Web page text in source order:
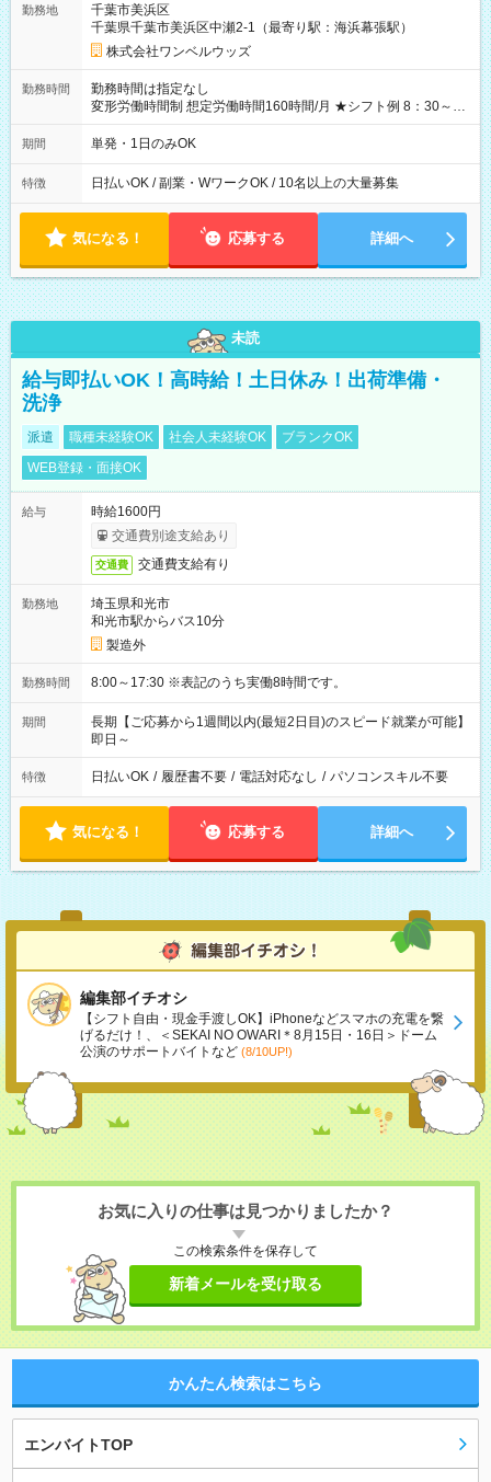
なし
勤務地
千葉市美浜区
千葉県千葉市美浜区中瀬2-1（最寄り駅：海浜幕張駅）
株式会社ワンベルウッズ
勤務時間
勤務時間は指定なし
変形労働時間制 想定労働時間160時間/月 ★シフト例 8：30～
19：00
期間 単発・1日のみOK
特徴 日払いOK / 副業・WワークOK / 10名以上の大量募集
気になる！ 応募する 詳細へ
未読
給与即払いOK！高時給！土日休み！出荷準備・
洗浄
派遣 職種未経験OK 社会人未経験OK
ブランクOK
WEB登録・面接OK
給与
時給1600円
交通費別途支給あり
交通費 交通費支給有り
勤務地
埼玉県和光市
和光市駅からバス10分
製造外
勤務時間 8:00～17:30 ※表記のうち実働8時間です。
期間
長期【ご応募から1週間以内(最短2日目)のスピード就業が可能】
即日～
特徴 日払いOK / 履歴書不要 / 電話対応なし / パソコンスキル不要
気になる！ 応募する 詳細へ
編集部イチオシ
【シフト自由・現金手渡しOK】iPhoneなどスマホの充電を繋
げるだけ！、＜SEKAI NO OWARI＊8月15日・16日＞ドーム
公演のサポートバイトなど (8/10UP!)
お気に入りの仕事は見つかりましたか？
この検索条件を保存して
新着メールを受け取る
かんたん検索はこちら
エンバイトTOP